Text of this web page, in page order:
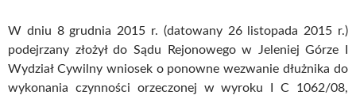
W dniu 8 grudnia 2015 r. (datowany 26 listopada 2015 r.)
podejrzany złożył do Sądu Rejonowego w Jeleniej Górze I
Wydział Cywilny wniosek o ponowne wezwanie dłużnika do
wykonania czynności orzeczonej w wyroku I C 1062/08,